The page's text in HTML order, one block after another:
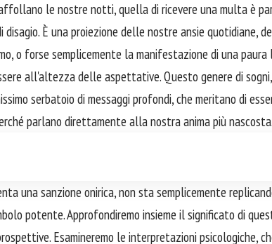
le nostre notti, quella di ricevere una multa è
disagio. È una proiezione delle nostre ansie quotidiane,
o forse semplicemente la manifestazione di una
all'altezza delle aspettative. Questo genere di
serbatoio di messaggi profondi, che meritano di
parlano direttamente alla nostra anima più nascosta.
una sanzione onirica, non sta semplicemente
potente. Approfondiremo insieme il significato di
Esamineremo le interpretazioni psicologiche,